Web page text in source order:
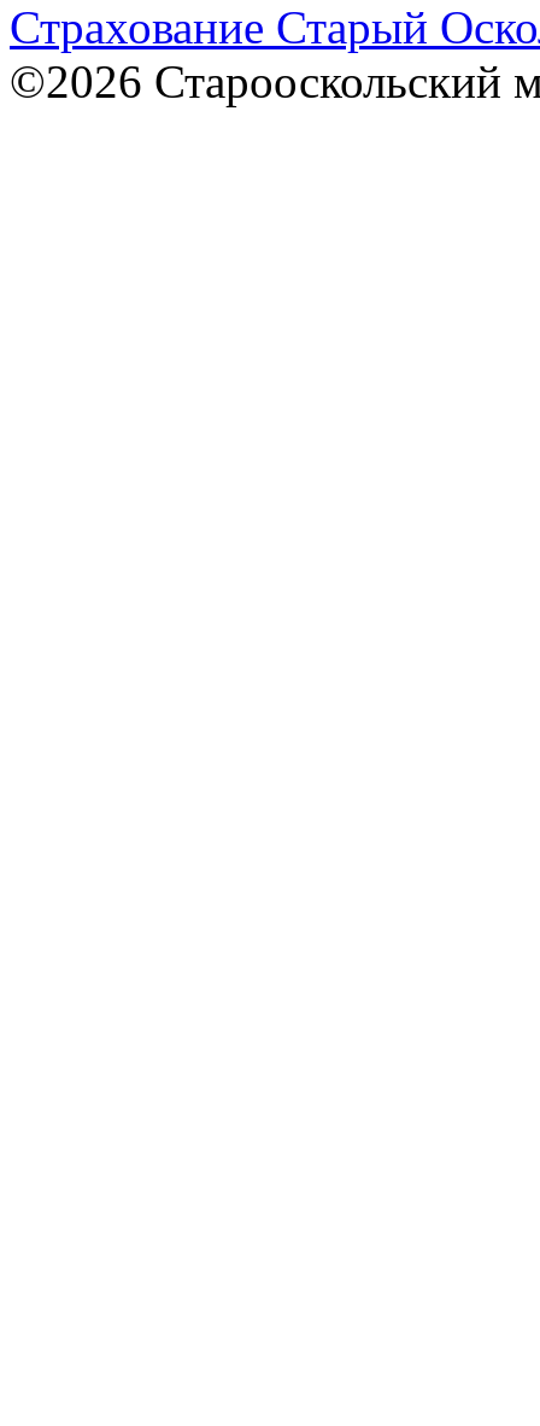
Страхование Старый
©2026 Старооскольский